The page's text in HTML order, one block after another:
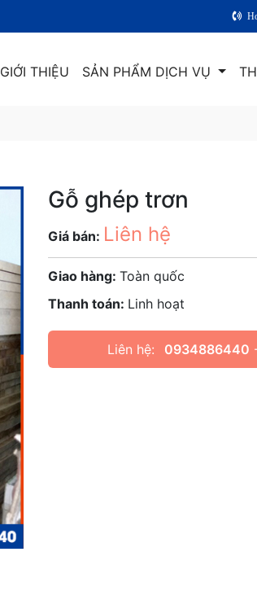
GIỚI THIỆU SẢN PHẨM DỊCH VỤ
Gỗ ghép trơn
Giá bán: Liên hệ
Giao hàng: Toàn quốc
Thanh toán: Linh hoạt
Liên hệ: 0934886440